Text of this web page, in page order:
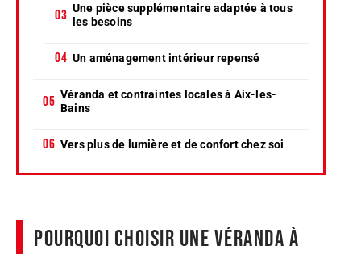
Une pièce supplémentaire adaptée à tous
les besoins
Un aménagement intérieur repensé
Véranda et contraintes locales à Aix-les-
Bains
Vers plus de lumière et de confort chez soi
Pourquoi choisir une véranda à